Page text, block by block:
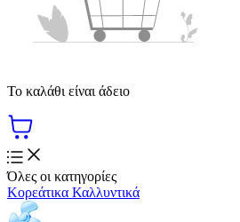
Το καλάθι είναι άδειο
Όλες οι κατηγορίες
Κορεάτικα Καλλυντικά